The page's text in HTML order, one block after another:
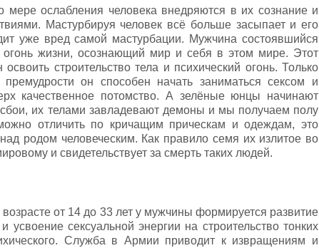
мере ослабления человека внедряются в их сознание и
Мастурбируя человек всё больше засыпает и его
уже вред самой мастурбации. Мужчина состоявшийся
огонь жизни, осознающий мир и себя в этом мире. Этот
строительство тела и психический огонь. Только
он способен начать заниматься сексом и
качественное потомство. А зелёные юнцы начинают
сбои, их телами завладевают демоны и мы получаем полу
отличить по кричащим прическам и одеждам, это
родом человеческим. Как правило семя их излитое во
и свидетельствует за смерть таких людей.
от 14 до 33 лет у мужчины формируется развитие
усвоение сексуальной энергии на строительство тонких
Служба в Армии приводит к извращениям и